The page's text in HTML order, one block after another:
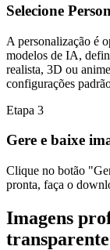
Selecione
A personalização é
modelos de IA,
realista, 3D ou
configurações
Etapa 3
Gere e baixe
Clique no botão
pronta, faça o
Imagens